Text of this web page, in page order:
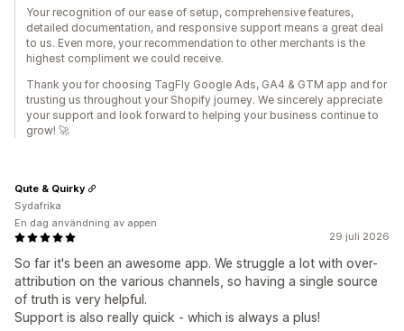
Your recognition of our ease of setup, comprehensive features,
detailed documentation, and responsive support means a great deal
to us. Even more, your recommendation to other merchants is the
highest compliment we could receive.
Thank you for choosing TagFly Google Ads, GA4 & GTM app and for
trusting us throughout your Shopify journey. We sincerely appreciate
your support and look forward to helping your business continue to
grow! 🚀
29 juli 2026
So far it's been an awesome app. We struggle a lot with over-
attribution on the various channels, so having a single source
of truth is very helpful.
Support is also really quick - which is always a plus!
Qute & Quirky
Sydafrika
En dag användning av appen